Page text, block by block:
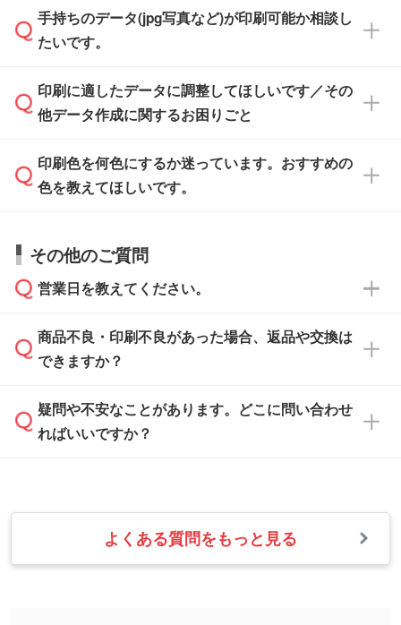
せいただければ、弊社にて無料でデザインデー
タを1点作成いたします。
積・ご注文フォームにアップロードしてご入稿
ください。
ご入稿後は経験豊富なスタッフがデータに不備
がないかチェックし、お客様と確認してから印
刷に進みますので、ご安心ください。
一部商品は入稿用テンプレートのご用意があり
ます。各商品ページの『印刷方法・テンプレー
入稿用のテンプレートはPDF形式ですが、
IllustratorやPhotoshopで開いてご利用いただけ
方」をご確認ください。
手持ちのデータ(jpg写真など)が印刷可能か相談し
たいです。
印刷に適したデータ・解像度かどうか、担当ス
タッフが事前に確認いたします。
ムへ添付いただくか、担当スタッフ宛にメール
でお送りください。
い合わせください。
なお、印刷用データの作り方に関する詳細は、
印刷に適したデータに調整してほしいです／その
他データ作成に関するお困りごと
データ作成でお困りの際には、担当スタッフが
サポートいたしますのでお気軽にご相談くださ
から添付してお送りください。
・解像度の低いデータをトレース/調整してほ
しい
解像度の低い画像や、手書きのイラスト、写真
などを、印刷に適したベクターデータに変換し
・フルカラーデータを1色に変換してほしい
・1色印刷でグラデーションや濃淡を表現した
い
印刷色を何色にするか迷っています。おすすめの
色を教えてほしいです。
相談いただきますと、担当スタッフがお客様の
ご希望や商品の本体色を確認し、印刷色をご提
本体色がブラック、ネイビーなど濃色の場合は
白色か淡い色の印刷色をおすすめしておりま
す。
本体色がナチュラルなど淡色の場合、印刷をく
っきりと目立たせたいときは濃い印刷色が、柔
らかい雰囲気にしたいときは淡い印刷色が映え
また、お選びいただいた印刷色が本体色に合わ
ない場合や仕上がりに影響しそうな場合は、ス
タッフから別の色をご案内することもございま
その他のご質問
営業日を教えてください。
営業日は平日の10:00～18:00で、土日祝日はお
休みとなります。注文・見積・お問い合わせ
速やかに対応いたします。
商品不良・印刷不良があった場合、返品や交換は
できますか？
お手数をお掛けいたしますが、至急担当スタッ
フまでご連絡ください。商品の状況を確認し、
・お届け時に商品が損傷・故障している場合
・ご注文と異なる商品が届いた場合
・印刷不良があった場合
疑問や不安なことがあります。どこに問い合わせ
ればいいですか？
業日以内に担当スタッフよりメールにてご連絡
いたします。
お急ぎの場合はお電話でのご質問も受け付けて
よくある質問をもっと見る